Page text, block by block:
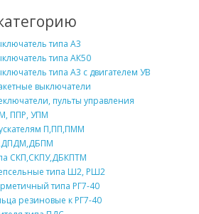
типа А3
типа АК50
типа А3 с двигателем УВ
выключатели
пульты управления
ППР, УПМ
П,ПП,ПММ
СКП,СКПУ,ДБКПТМ
типа Ш2, РШ2
типа РГ7-40
резиновые к РГ7-40